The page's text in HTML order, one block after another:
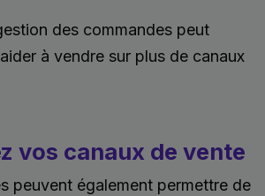
des commandes peut
à vendre sur plus de canaux
vos canaux de vente
peuvent également permettre de